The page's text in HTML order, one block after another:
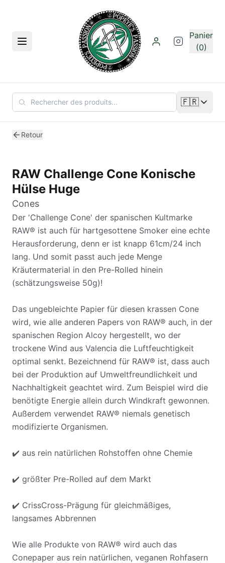
Menu
Panier
(0)
🇫🇷
Changer
Retour
RAW Challenge Cone Konische
Hülse Huge
Cones
Der 'Challenge Cone' der spanischen Kultmarke
RAW® ist auch für hartgesottene Smoker eine echte
Herausforderung, denn er ist knapp 61cm/24 inch
lang. Und somit passt auch jede Menge
Kräutermaterial in den Pre-Rolled hinein
(schätzungsweise 50g)!
Das ungebleichte Papier für diesen krassen Cone
wird, wie alle anderen Papers von RAW® auch, in der
spanischen Region Alcoy hergestellt, wo der
trockene Wind aus Valencia die Luftfeuchtigkeit
optimal senkt. Bezeichnend für RAW® ist, dass auch
bei der Produktion auf Umweltfreundlichkeit und
Nachhaltigkeit geachtet wird. Zum Beispiel wird die
benötigte Energie allein durch Windkraft gewonnen.
Außerdem verwendet RAW® niemals genetisch
modifizierte Organismen.
✔️️ aus rein natürlichen Rohstoffen ohne Chemie
✔️️ größter Pre-Rolled auf dem Markt
✔️️ CrissCross-Prägung für gleichmäßiges,
langsames Abbrennen
Wie alle Produkte von RAW® wird auch das
Conepaper aus rein natürlichen, veganen Rohfasern